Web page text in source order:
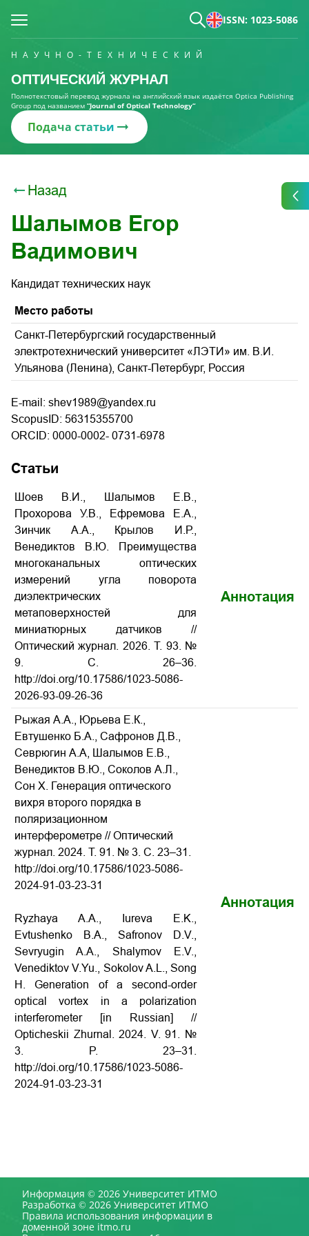
ISSN: 1023-5086
НАУЧНО-ТЕХНИЧЕСКИЙ
ОПТИЧЕСКИЙ ЖУРНАЛ
Полнотекстовый перевод журнала на английский язык издаётся Optica Publishing
Group под названием “Journal of Optical Technology“
Подача статьи
Назад
Шалымов Егор
Вадимович
Кандидат технических наук
Место работы
Санкт-Петербургский государственный
электротехнический университет «ЛЭТИ» им. В.И.
Ульянова (Ленина), Санкт-Петербург, Россия
E-mail: shev1989@yandex.ru
ScopusID: 56315355700
ORCID: 0000-0002- 0731-6978
Статьи
Шоев В.И., Шалымов Е.В.,
Прохорова У.В., Ефремова Е.А.,
Зинчик А.А., Крылов И.Р.,
Венедиктов В.Ю. Преимущества
многоканальных оптических
измерений угла поворота
диэлектрических
метаповерхностей для
миниатюрных датчиков //
Оптический журнал. 2026. Т. 93. №
9. С. 26–36.
http://doi.org/10.17586/1023-5086-
2026-93-09-26-36
Аннотация
Рыжая А.А., Юрьева Е.К.,
Евтушенко Б.А., Сафронов Д.В.,
Севрюгин А.А, Шалымов Е.В.,
Венедиктов В.Ю., Соколов А.Л.,
Сон Х. Генерация оптического
вихря второго порядка в
поляризационном
интерферометре // Оптический
журнал. 2024. Т. 91. № 3. С . 23–31.
http://doi.org/10.17586/1023-5086-
2024-91-03-23-31
Ryzhaya A.A., Iureva E.K.,
Evtushenko B.A., Safronov D.V.,
Sevryugin A.A., Shalymov E.V.,
Venediktov V.Yu., Sokolov A.L., Song
Н. Generation of a second-order
optical vortex in a polarization
interferometer [in Russian] //
Opticheskii Zhurnal. 2024. V. 91. №
3. P. 23–31.
http://doi.org/10.17586/1023-5086-
2024-91-03-23-31
Аннотация
Информация © 2026 Университет ИТМО
Разработка © 2026 Университет ИТМО
Правила использования информации в
доменной зоне itmo.ru